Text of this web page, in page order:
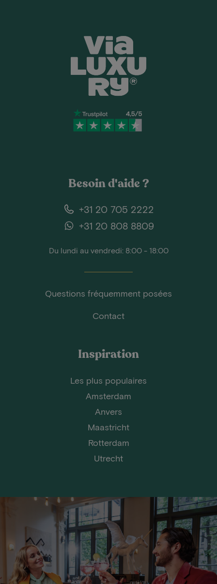
Besoin d'aide ?
+31 20 705 2222
+31 20 808 8809
Du lundi au vendredi: 8:00 - 18:00
Questions fréquemment posées
Contact
Inspiration
Les plus populaires
Amsterdam
Anvers
Maastricht
Rotterdam
Utrecht